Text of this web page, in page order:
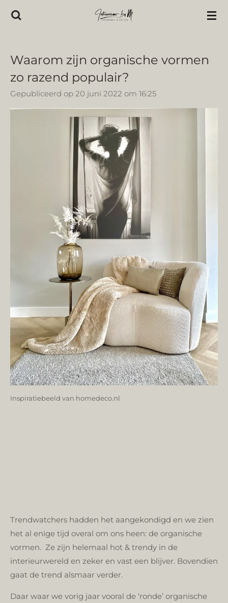
Ga
hoofdinhoud
Waarom zijn organische vormen
zo razend populair?
Gepubliceerd op 20 juni 2022 om 16:25
Inspiratiebeeld van homedeco.nl
Trendwatchers hadden het aangekondigd en we zien
het al enige tijd overal om ons heen: de organische
vormen. Ze zijn helemaal hot & trendy in de
interieurwereld en zeker en vast een blijver. Bovendien
gaat de trend alsmaar verder.
Daar waar we vorig jaar vooral de ‘ronde’ organische